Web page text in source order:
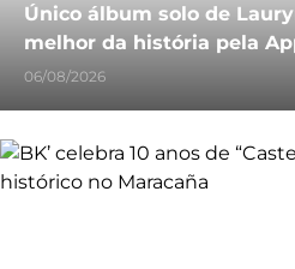
Único álbum solo de
melhor da história pela
06/08/2026